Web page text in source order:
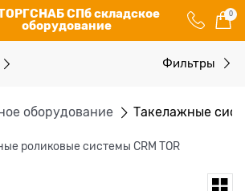
СПб складское
оборудование
0
оборудование Такелажные
роликовые системы CRM TOR
Фильтры